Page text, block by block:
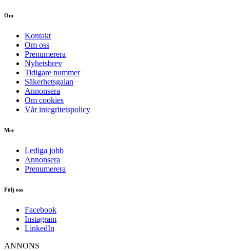
Om
Kontakt
Om oss
Prenumerera
Nyhetsbrev
Tidigare nummer
Säkerhetsgalan
Annonsera
Om cookies
Vår integritetspolicy
Mer
Lediga jobb
Annonsera
Prenumerera
Följ oss
Facebook
Instagram
LinkedIn
ANNONS